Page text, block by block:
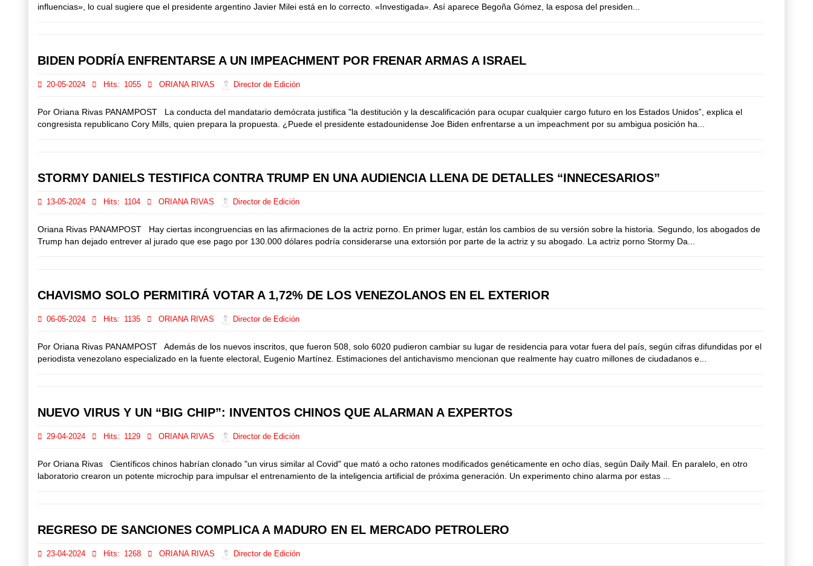
influencias», lo cual sugiere que el presidente argentino Javier Milei está en lo correcto. «Investigada». Así aparece Begoña Gómez, la esposa del presiden...
BIDEN PODRÍA ENFRENTARSE A UN IMPEACHMENT POR FRENAR ARMAS A ISRAEL
20-05-2024 Hits: 1055 ORIANA RIVAS Director de Edición
Por Oriana Rivas PANAMPOST La conducta del mandatario demócrata justifica "la destitución y la descalificación para ocupar cualquier cargo futuro en los Estados Unidos”, explica el
congresista republicano Cory Mills, quien prepara la propuesta. ¿Puede el presidente estadounidense Joe Biden enfrentarse a un impeachment por su ambigua posición ha...
STORMY DANIELS TESTIFICA CONTRA TRUMP EN UNA AUDIENCIA LLENA DE DETALLES “INNECESARIOS”
13-05-2024 Hits: 1104 ORIANA RIVAS Director de Edición
Oriana Rivas PANAMPOST Hay ciertas incongruencias en las afirmaciones de la actriz porno. En primer lugar, están los cambios de su versión sobre la historia. Segundo, los abogados de
Trump han dejado entrever al jurado que ese pago por 130.000 dólares podría considerarse una extorsión por parte de la actriz y su abogado. La actriz porno Stormy Da...
CHAVISMO SOLO PERMITIRÁ VOTAR A 1,72% DE LOS VENEZOLANOS EN EL EXTERIOR
06-05-2024 Hits: 1135 ORIANA RIVAS Director de Edición
Por Oriana Rivas PANAMPOST Además de los nuevos inscritos, que fueron 508, solo 6020 pudieron cambiar su lugar de residencia para votar fuera del país, según cifras difundidas por el
periodista venezolano especializado en la fuente electoral, Eugenio Martínez. Estimaciones del antichavismo mencionan que realmente hay cuatro millones de ciudadanos e...
NUEVO VIRUS Y UN “BIG CHIP”: INVENTOS CHINOS QUE ALARMAN A EXPERTOS
29-04-2024 Hits: 1129 ORIANA RIVAS Director de Edición
Por Oriana Rivas Científicos chinos habrían clonado "un virus similar al Covid" que mató a ocho ratones modificados genéticamente en ocho días, según Daily Mail. En paralelo, en otro
laboratorio crearon un potente microchip para impulsar el entrenamiento de la inteligencia artificial de próxima generación. Un experimento chino alarma por estas ...
REGRESO DE SANCIONES COMPLICA A MADURO EN EL MERCADO PETROLERO
23-04-2024 Hits: 1268 ORIANA RIVAS Director de Edición